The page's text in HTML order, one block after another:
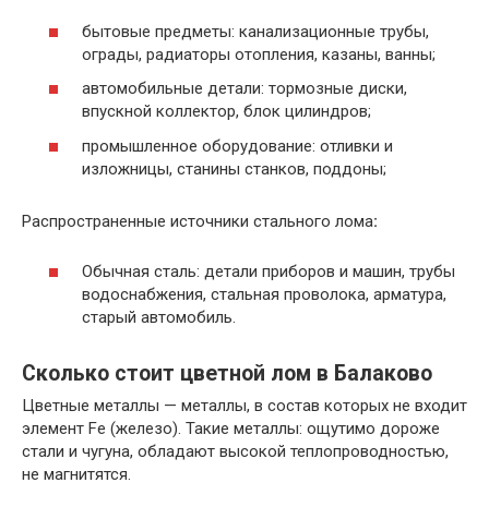
бытовые предметы: канализационные трубы,
ограды, радиаторы отопления, казаны, ванны;
автомобильные детали: тормозные диски,
впускной коллектор, блок цилиндров;
промышленное оборудование: отливки и
изложницы, станины станков, поддоны;
Распространенные источники стального лома:
Обычная сталь: детали приборов и машин, трубы
водоснабжения, стальная проволока, арматура,
старый автомобиль.
Сколько стоит цветной лом в Балаково
Цветные металлы — металлы, в состав которых не входит
элемент Fe (железо). Такие металлы: ощутимо дороже
стали и чугуна, обладают высокой теплопроводностью,
не магнитятся.